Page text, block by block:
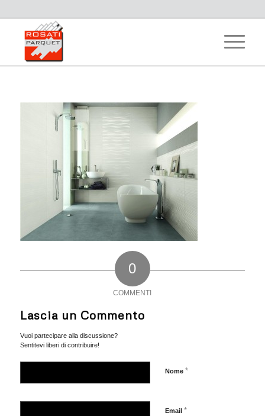
0
COMMENTI
Lascia un Commento
Vuoi partecipare alla discussione?
Sentitevi liberi di contribuire!
Nome *
Email *